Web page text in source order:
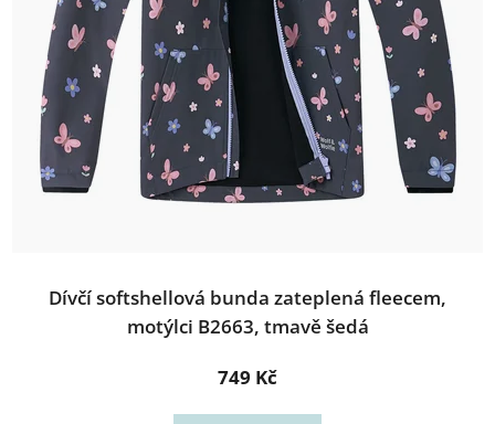
Dívčí softshellová bunda zateplená fleecem,
motýlci B2663, tmavě šedá
749 Kč